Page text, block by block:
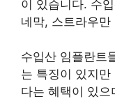
이 있습니다. 수
네막, 스트라우
수입산 임플란트
는 특징이 있지
다는 혜택이 있으